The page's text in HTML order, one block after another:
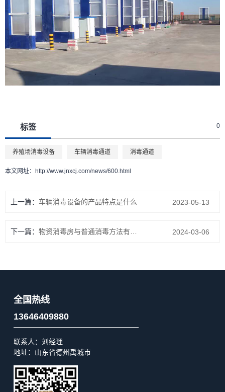
标签 0
养殖场消毒设备 车辆消毒通道 消毒通道
本文网址： http://www.jnxcj.com/news/600.html
上一篇： 车辆消毒设备的产品特点是什么 2023-05-13
下一篇： 2024-03-06
全国热线
13646409880
联系人：刘经理
地址：山东省德州禹城市